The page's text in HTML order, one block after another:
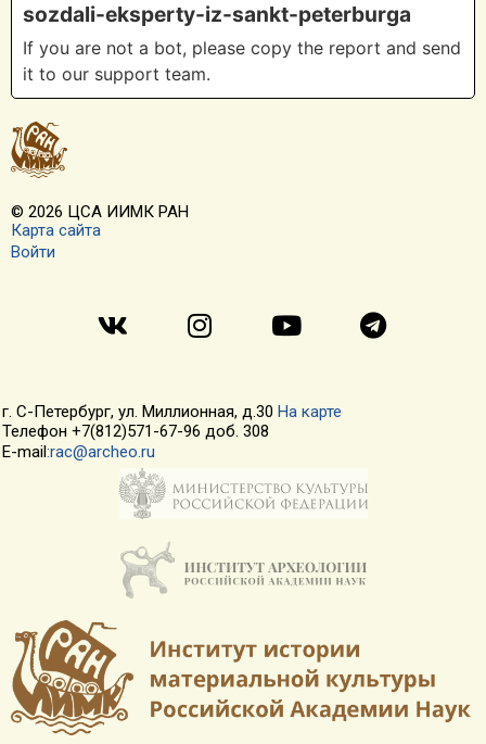
sozdali-eksperty-iz-sankt-peterburga
If you are not a bot, please copy the report and send
it to our support team.
© 2026 ЦСА ИИМК РАН
Карта сайта
Войти
г. С-Петербург, ул. Миллионная, д.30 На карте
Телефон +7(812)571-67-96 доб. 308
E-mail:rac@archeo.ru